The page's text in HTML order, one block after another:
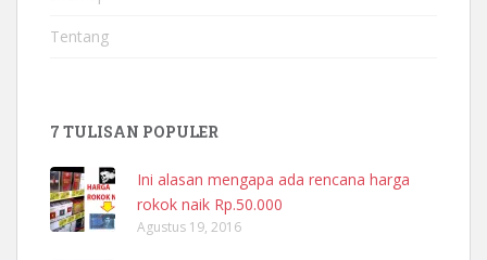
Tentang
7 TULISAN POPULER
Ini alasan mengapa ada rencana harga
rokok naik Rp.50.000
Agustus 19, 2016